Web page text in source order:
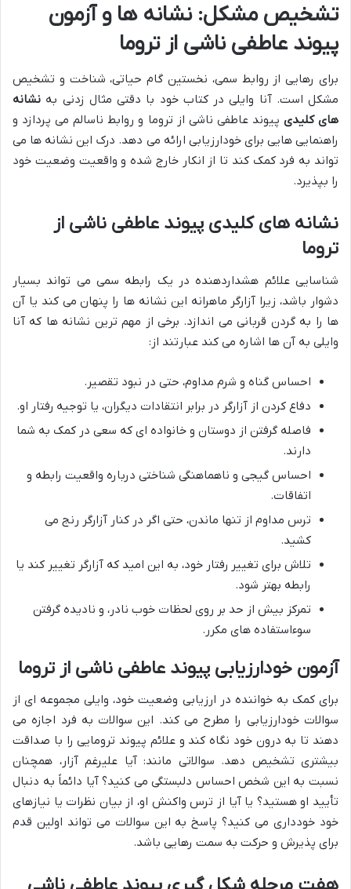
تشخیص مشکل: نشانه ها و آزمون
پیوند عاطفی ناشی از تروما
برای رهایی از روابط سمی، نخستین گام حیاتی، شناخت و تشخیص
مشکل است. آنا وایلی در کتاب خود با دقتی مثال زدنی به نشانه
های کلیدی پیوند عاطفی ناشی از تروما و روابط ناسالم می پردازد و
راهنمایی هایی برای خودارزیابی ارائه می دهد. درک این نشانه ها می
تواند به فرد کمک کند تا از انکار خارج شده و واقعیت وضعیت خود
را بپذیرد.
نشانه های کلیدی پیوند عاطفی ناشی از
تروما
شناسایی علائم هشداردهنده در یک رابطه سمی می تواند بسیار
دشوار باشد، زیرا آزارگر ماهرانه این نشانه ها را پنهان می کند یا آن
ها را به گردن قربانی می اندازد. برخی از مهم ترین نشانه ها که آنا
وایلی به آن ها اشاره می کند عبارتند از:
احساس گناه و شرم مداوم، حتی در نبود تقصیر.
دفاع کردن از آزارگر در برابر انتقادات دیگران، یا توجیه رفتار او.
فاصله گرفتن از دوستان و خانواده ای که سعی در کمک به شما
دارند.
احساس گیجی و ناهماهنگی شناختی درباره واقعیت رابطه و
اتفاقات.
ترس مداوم از تنها ماندن، حتی اگر در کنار آزارگر رنج می
کشید.
تلاش برای تغییر رفتار خود، به این امید که آزارگر تغییر کند یا
رابطه بهتر شود.
تمرکز بیش از حد بر روی لحظات خوب نادر، و نادیده گرفتن
سوءاستفاده های مکرر.
آزمون خودارزیابی پیوند عاطفی ناشی از تروما
برای کمک به خواننده در ارزیابی وضعیت خود، وایلی مجموعه ای از
سوالات خودارزیابی را مطرح می کند. این سوالات به فرد اجازه می
دهند تا به درون خود نگاه کند و علائم پیوند ترومایی را با صداقت
بیشتری تشخیص دهد. سوالاتی مانند: آیا علیرغم آزار، همچنان
نسبت به این شخص احساس دلبستگی می کنید؟ آیا دائماً به دنبال
تأیید او هستید؟ یا آیا از ترس واکنش او، از بیان نظرات یا نیازهای
خود خودداری می کنید؟ پاسخ به این سوالات می تواند اولین قدم
برای پذیرش و حرکت به سمت رهایی باشد.